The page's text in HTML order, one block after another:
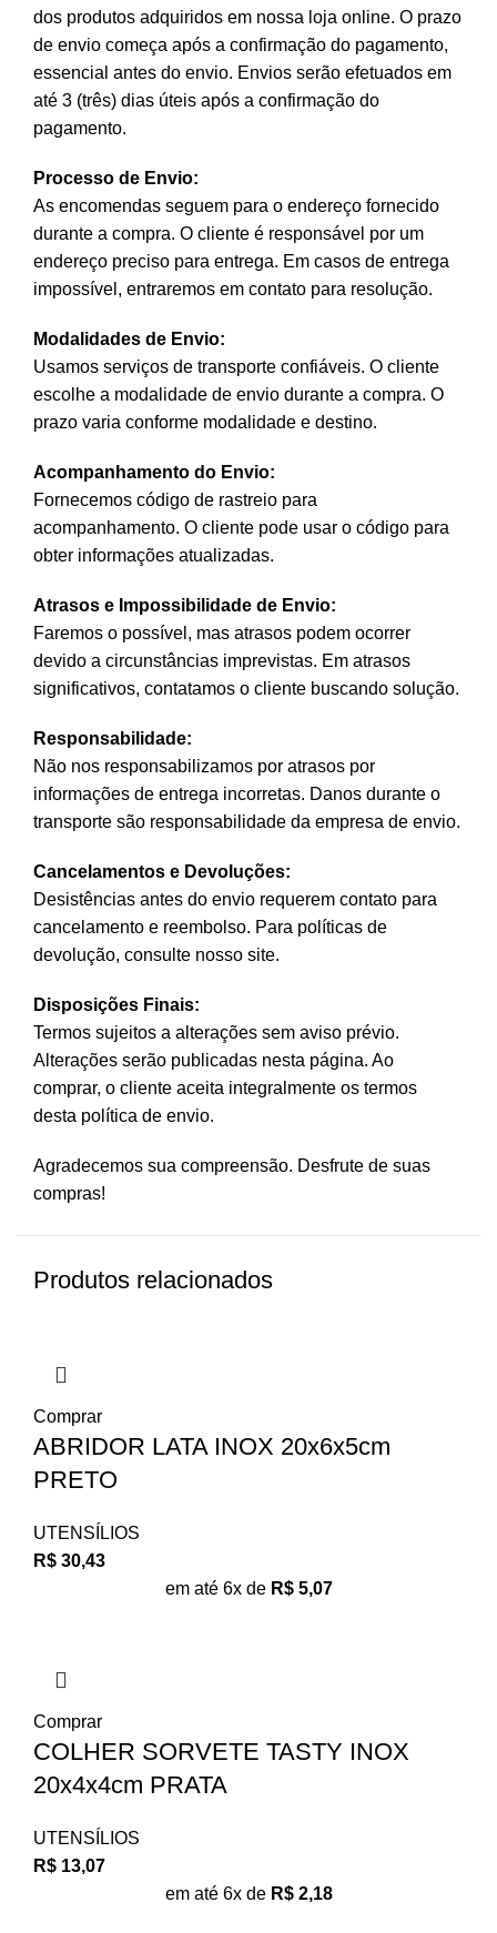
dos produtos adquiridos em nossa loja online. O prazo
de envio começa após a confirmação do pagamento,
essencial antes do envio. Envios serão efetuados em
até 3 (três) dias úteis após a confirmação do
pagamento.
Processo de Envio:
As encomendas seguem para o endereço fornecido
durante a compra. O cliente é responsável por um
endereço preciso para entrega. Em casos de entrega
impossível, entraremos em contato para resolução.
Modalidades de Envio:
Usamos serviços de transporte confiáveis. O cliente
escolhe a modalidade de envio durante a compra. O
prazo varia conforme modalidade e destino.
Acompanhamento do Envio:
Fornecemos código de rastreio para
acompanhamento. O cliente pode usar o código para
obter informações atualizadas.
Atrasos e Impossibilidade de Envio:
Faremos o possível, mas atrasos podem ocorrer
devido a circunstâncias imprevistas. Em atrasos
significativos, contatamos o cliente buscando solução.
Responsabilidade:
Não nos responsabilizamos por atrasos por
informações de entrega incorretas. Danos durante o
transporte são responsabilidade da empresa de envio.
Cancelamentos e Devoluções:
Desistências antes do envio requerem contato para
cancelamento e reembolso. Para políticas de
devolução, consulte nosso site.
Disposições Finais:
Termos sujeitos a alterações sem aviso prévio.
Alterações serão publicadas nesta página. Ao
comprar, o cliente aceita integralmente os termos
desta política de envio.
Agradecemos sua compreensão. Desfrute de suas
compras!
Produtos relacionados
Comprar
ABRIDOR LATA INOX 20x6x5cm
PRETO
UTENSÍLIOS
R$ 30,43
em até 6x de R$5,07
Comprar
COLHER SORVETE TASTY INOX
20x4x4cm PRATA
UTENSÍLIOS
R$ 13,07
em até 6x de R$2,18